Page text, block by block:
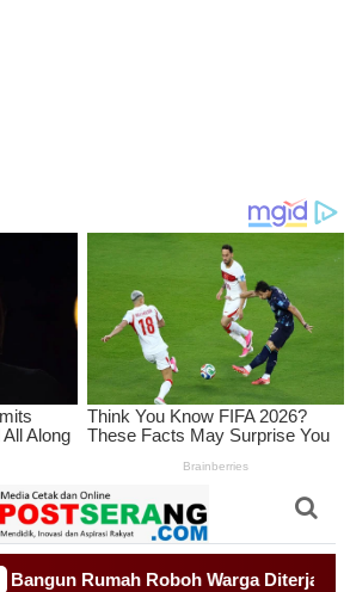
Rumah Roboh Warga Diterjang Puting